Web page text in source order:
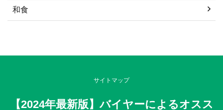
和食
サイトマップ
【2024年最新版】バイヤーによるオスス